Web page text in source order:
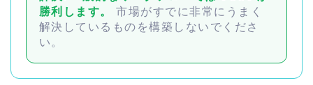
勝利します。
市場がすでに非常にうまく
解決しているものを構築しないでくださ
い。